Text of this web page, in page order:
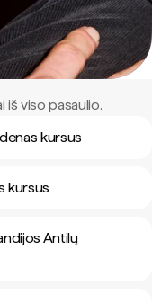
iš viso pasaulio.
kursus
kursus
Antilų